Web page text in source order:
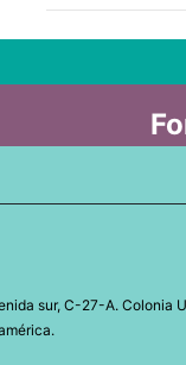
sur, C-27-A. Colonia